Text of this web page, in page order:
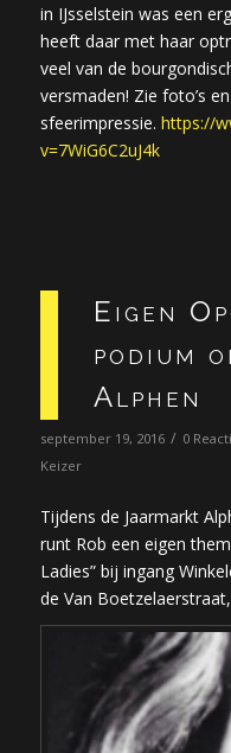
in IJsselstein was een
heeft daar met haar
veel van de
versmaden! Zie foto’s
sfeerimpressie. https://
v=7WiG6C2uJ4k
Eigen
podium
Alphen
september 19, 2016 / 0
Keizer
Tijdens de Jaarmarkt
runt Rob een eigen
Ladies” bij ingang
de Van